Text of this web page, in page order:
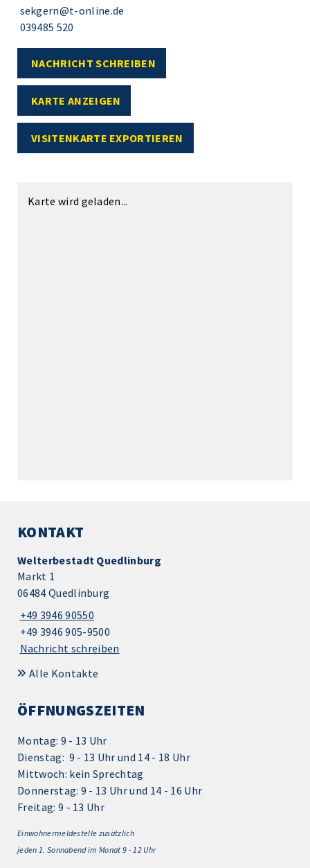
sekgern@t-online.de
039485 520
NACHRICHT SCHREIBEN
KARTE ANZEIGEN
VISITENKARTE EXPORTIEREN
Karte wird geladen...
KONTAKT
Welterbestadt Quedlinburg
Markt 1
06484 Quedlinburg
+49 3946 90550
+49 3946 905-9500
Nachricht schreiben
Alle Kontakte
ÖFFNUNGSZEITEN
Montag: 9 - 13 Uhr
Dienstag: 9 - 13 Uhr und 14 - 18 Uhr
Mittwoch: kein Sprechtag
Donnerstag: 9 - 13 Uhr und 14 - 16 Uhr
Freitag: 9 - 13 Uhr
Einwohnermeldestelle zusätzlich
jeden 1. Sonnabend im Monat 9 - 12 Uhr